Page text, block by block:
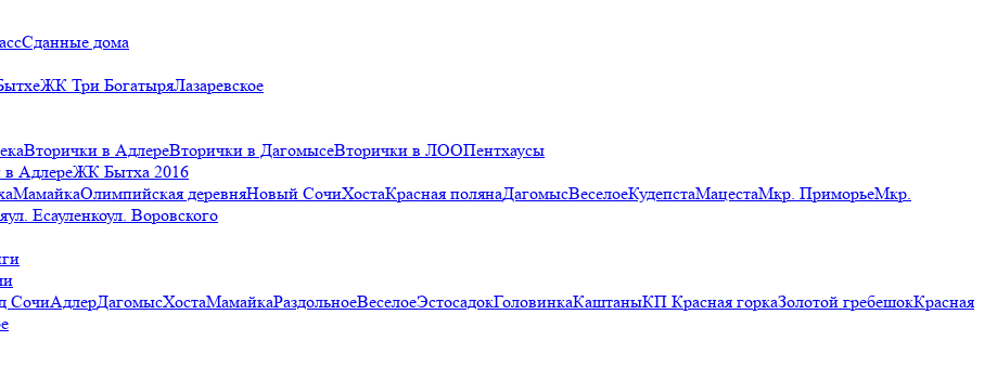
Сданные дома
ЖК Три БогатыряЛазаревское
Вторички в АдлереВторички в ДагомысеВторички в ЛООПентхаусы
в АдлереЖК Бытха 2016
МамайкаОлимпийская деревняНовый СочиХостаКрасная полянаДагомысВеселоеКудепстаМацестаМкр. ПриморьеМкр.
ул. Есауленкоул. Воровского
СочиАдлерДагомысХостаМамайкаРаздольноеВеселоеЭстосадокГоловинкаКаштаныКП Красная горкаЗолотой гребешокКрасная